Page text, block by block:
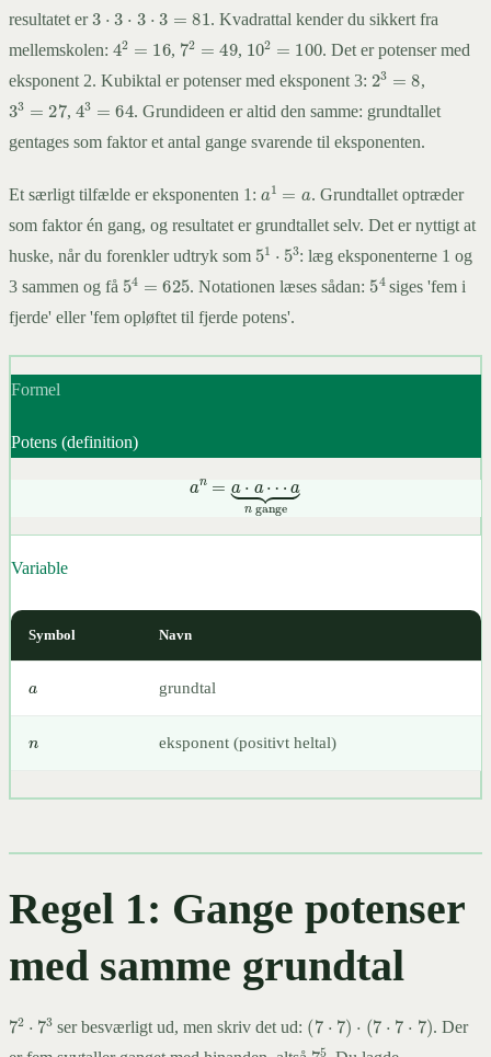
resultatet er
. Kvadrattal kender du sikkert fra
mellemskolen: 42 16 , 72 49 , 102 =100 . Det er potenser med
eksponent 2. Kubiktal er potenser med eksponent 3: 23 ,
33 27 , 43 64 . Grundideen er altid den samme: grundtallet
gentages som faktor et antal gange svarende til eksponenten.
Et særligt tilfælde er eksponenten 1: a1
. Grundtallet optræder
som faktor én gang, og resultatet er grundtallet selv. Det er nyttigt at
huske, når du forenkler udtryk som 51 53: læg eksponenterne 1 og
3 sammen og få 54 625 . Notationen læses sådan: 54siges 'fem i
fjerde' eller 'fem opløftet til fjerde potens'.
Formel
Potens (definition)
⏟n gange
Variable
Symbol Navn
a
grundtal
eksponent (positivt heltal)
Regel 1: Gange potenser
med samme grundtal
72 73 ser besværligt ud, men skriv det ud: (7 7)⋅ 7⋅7 7)
. Der
75